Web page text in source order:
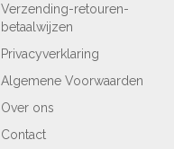
Verzending-retouren-
betaalwijzen
Privacyverklaring
Algemene Voorwaarden
Over ons
Contact